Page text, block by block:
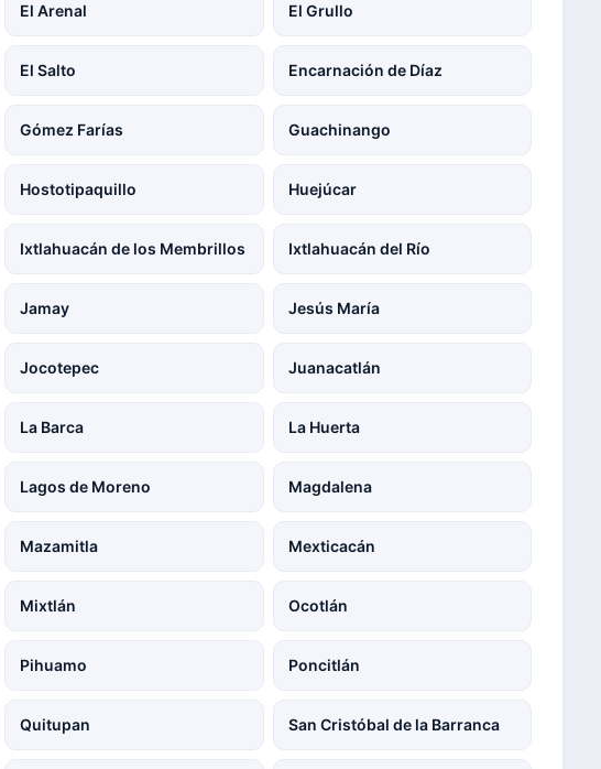
El Arenal El Grullo
El Salto Encarnación de Díaz
Gómez Farías Guachinango
Hostotipaquillo Huejúcar
Ixtlahuacán de los Membrillos Ixtlahuacán del Río
Jamay Jesús María
Jocotepec Juanacatlán
La Barca La Huerta
Lagos de Moreno Magdalena
Mazamitla Mexticacán
Mixtlán Ocotlán
Pihuamo Poncitlán
Quitupan San Cristóbal de la Barranca